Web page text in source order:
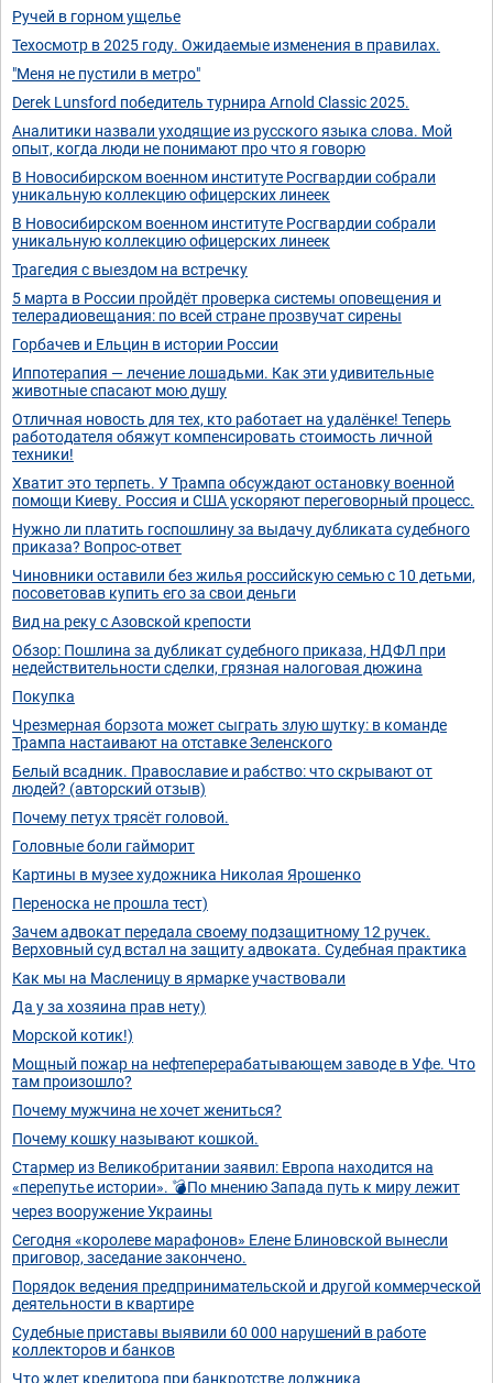
Ручей в горном ущелье
Техосмотр в 2025 году. Ожидаемые изменения в правилах.
"Меня не пустили в метро"
Derek Lunsford победитель турнира Arnold Classic 2025.
Аналитики назвали уходящие из русского языка слова. Мой
опыт, когда люди не понимают про что я говорю
В Новосибирском военном институте Росгвардии собрали
уникальную коллекцию офицерских линеек
В Новосибирском военном институте Росгвардии собрали
уникальную коллекцию офицерских линеек
Трагедия с выездом на встречку
5 марта в России пройдёт проверка системы оповещения и
телерадиовещания: по всей стране прозвучат сирены
Горбачев и Ельцин в истории России
Иппотерапия — лечение лошадьми. Как эти удивительные
животные спасают мою душу
Отличная новость для тех, кто работает на удалёнке! Теперь
работодателя обяжут компенсировать стоимость личной
техники!
Хватит это терпеть. У Трампа обсуждают остановку военной
помощи Киеву. Россия и США ускоряют переговорный процесс.
Нужно ли платить госпошлину за выдачу дубликата судебного
приказа? Вопрос-ответ
Чиновники оставили без жилья российскую семью с 10 детьми,
посоветовав купить его за свои деньги
Вид на реку с Азовской крепости
Обзор: Пошлина за дубликат судебного приказа, НДФЛ при
недействительности сделки, грязная налоговая дюжина
Покупка
Чрезмерная борзота может сыграть злую шутку: в команде
Трампа настаивают на отставке Зеленского
Белый всадник. Православие и рабство: что скрывают от
людей? (авторский отзыв)
Почему петух трясёт головой.
Головные боли гайморит
Картины в музее художника Николая Ярошенко
Переноска не прошла тест)
Зачем адвокат передала своему подзащитному 12 ручек.
Верховный суд встал на защиту адвоката. Судебная практика
Как мы на Масленицу в ярмарке участвовали
Да у за хозяина прав нету)
Морской котик!)
Мощный пожар на нефтеперерабатывающем заводе в Уфе. Что
там произошло?
Почему мужчина не хочет жениться?
Почему кошку называют кошкой.
Стармер из Великобритании заявил: Европа находится на
«перепутье истории». 💣По мнению Запада путь к миру лежит
через вооружение Украины
Сегодня «королеве марафонов» Елене Блиновской вынесли
приговор, заседание закончено.
Порядок ведения предпринимательской и другой коммерческой
деятельности в квартире
Судебные приставы выявили 60 000 нарушений в работе
коллекторов и банков
Что ждет кредитора при банкротстве должника